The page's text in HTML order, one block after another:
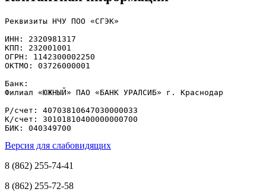
Реквизиты НЧУ ПОО «СГЭК»
ИНН: 2320981317
КПП: 232001001
ОГРН: 1142300002250
ОКТМО: 03726000001
Банк:
Филиал «ЮЖНЫЙ» ПАО «БАНК УРАЛСИБ» г. Краснодар
Р/счет: 40703810647030000033
К/счет: 30101810400000000700
БИК: 040349700
Версия для слабовидящих
8 (862) 255-74-41
8 (862) 255-72-58